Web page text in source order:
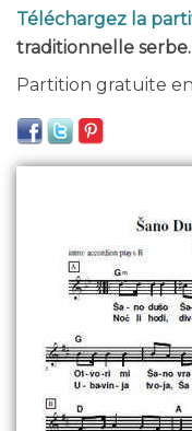
Téléchargez la
traditionnelle serbe.
Partition gratuite